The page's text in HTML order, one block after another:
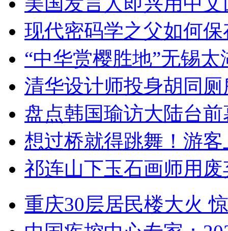
现代密码学之父如何
“中华赏樱胜地”无锡
清华设计师投身胡同
盘点韩国瑜访大陆台
想过桥就得跳舞！游客
祁连山下玉石画师用
重庆30层居民楼大火